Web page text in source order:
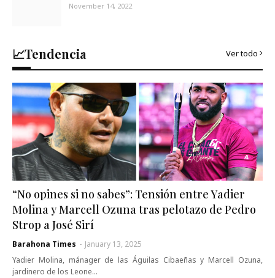
November 14, 2022
📈Tendencia Ver todo
“No opines si no sabes”: Tensión entre Yadier
Molina y Marcell Ozuna tras pelotazo de Pedro
Strop a José Sirí
Barahona Times - January 13, 2025
Yadier Molina, mánager de las Águilas Cibaeñas y Marcell Ozuna,
jardinero de los Leone…